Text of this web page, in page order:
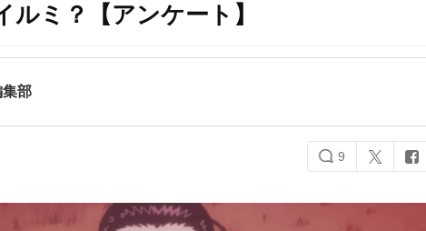
ルミ？【アンケート】
部
9